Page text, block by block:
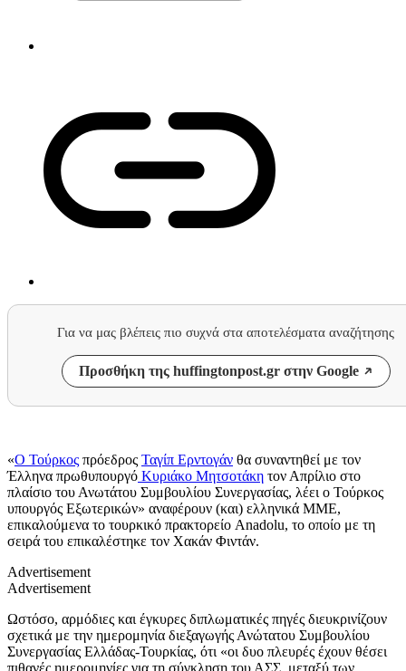
Για να μας βλέπεις πιο συχνά στα αποτελέσματα αναζήτησης
Προσθήκη της huffingtonpost.gr στην Google
«Ο Τούρκος πρόεδρος Ταγίπ Ερντογάν θα συναντηθεί με τον
Έλληνα πρωθυπουργό Κυριάκο Μητσοτάκη τον Απρίλιο στο
πλαίσιο του Ανωτάτου Συμβουλίου Συνεργασίας, λέει ο Τούρκος
υπουργός Εξωτερικών» αναφέρουν (και) ελληνικά ΜΜΕ,
επικαλούμενα το τουρκικό πρακτορείο Anadolu, το οποίο με τη
σειρά του επικαλέστηκε τον Χακάν Φιντάν.
Advertisement
Advertisement
Ωστόσο, αρμόδιες και έγκυρες διπλωματικές πηγές διευκρινίζουν
σχετικά με την ημερομηνία διεξαγωγής Ανώτατου Συμβουλίου
Συνεργασίας Ελλάδας-Τουρκίας, ότι «οι δυο πλευρές έχουν θέσει
πιθανές ημερομηνίες για τη σύγκληση του ΑΣΣ, μεταξύ των